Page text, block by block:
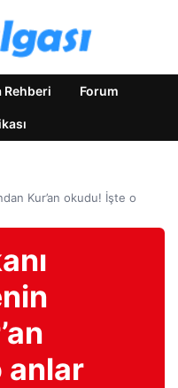
Rehberi Forum
Kur’an okudu! İşte o
anlar